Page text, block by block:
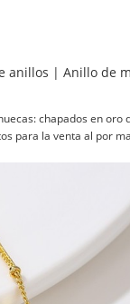
anillos | Anillo de
chapados en oro
para la venta al por